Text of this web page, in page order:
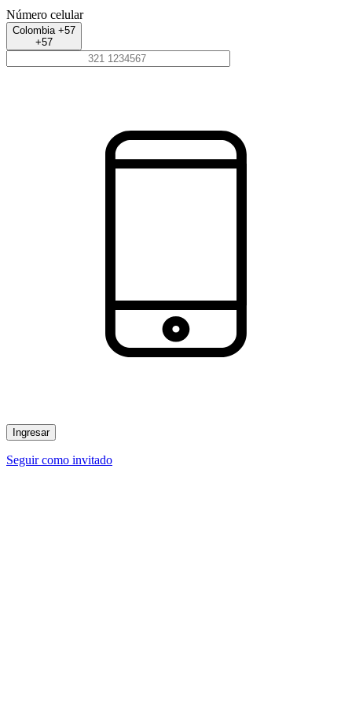
Número celular
Colombia +57
+57
Ingresar
Seguir como invitado